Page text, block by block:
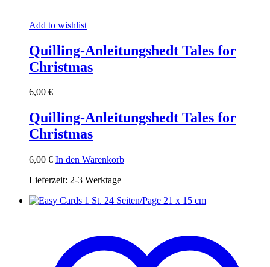
Add to wishlist
Quilling-Anleitungshedt Tales for
Christmas
6,00 €
Quilling-Anleitungshedt Tales for
Christmas
6,00 € In den Warenkorb
Lieferzeit: 2-3 Werktage